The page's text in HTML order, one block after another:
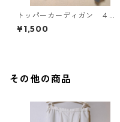
トッパーカーディガン ４
Ｌ グレー KAE-4814
¥1,500
その他の商品